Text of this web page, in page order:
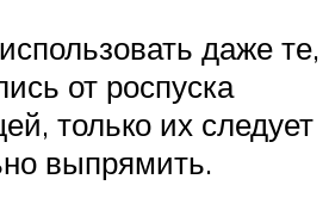
даже те,
от роспуска
только их следует
выпрямить.